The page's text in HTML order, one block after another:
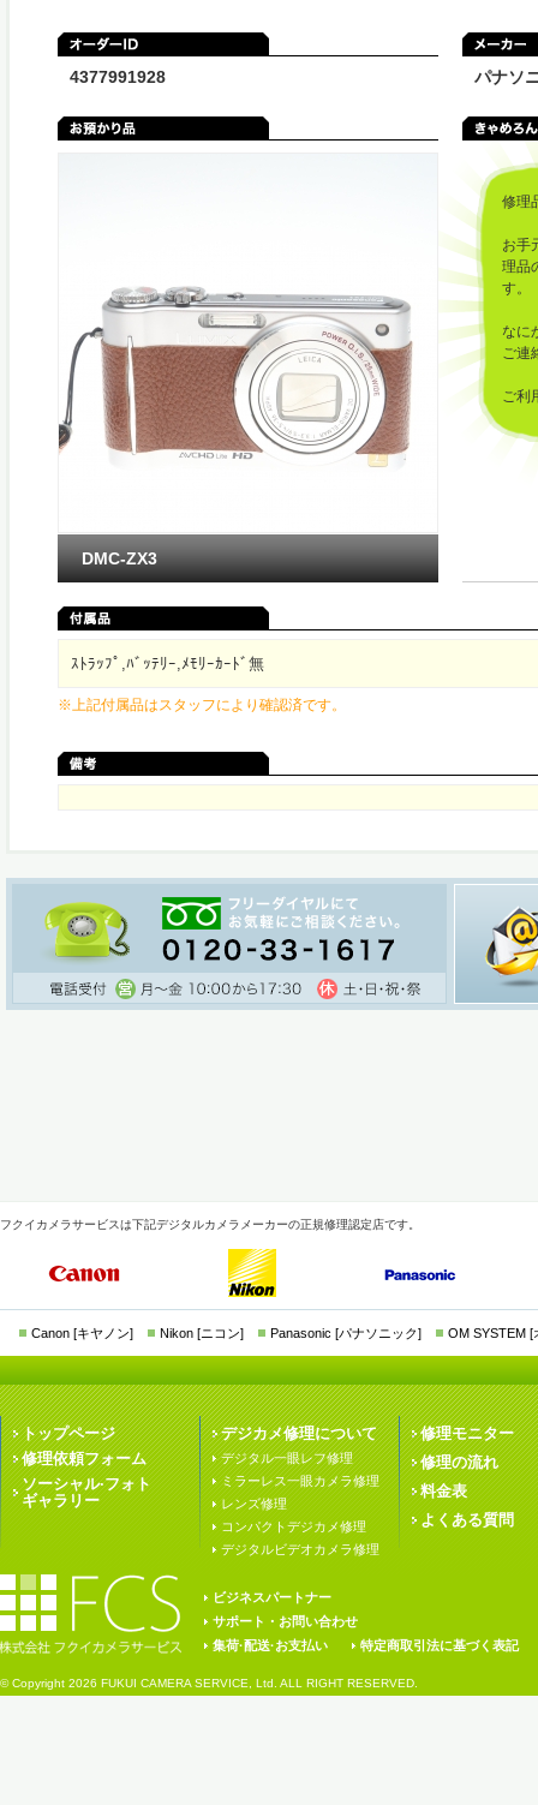
4377991928 パナソ
修理
お手
理品
す。
なに
ご連
ご利
DMC-ZX3
ｽﾄﾗｯﾌﾟ,ﾊﾞｯﾃﾘｰ,ﾒﾓﾘｰｶｰﾄﾞ無
※上記付属品はスタッフにより確認済です。
フクイカメラサービスは下記デジタルカメラメーカーの正規修理認定店です。
Canon [キヤノン] Nikon [ニコン] Panasonic [パナソニック] OM SYSTEM [
トップページ
修理依頼フォーム
ソーシャル·フォト
ギャラリー
デジカメ修理について
デジタル一眼レフ修理
ミラーレス一眼カメラ修理
レンズ修理
コンパクトデジカメ修理
デジタルビデオカメラ修理
修理モニター
修理の流れ
料金表
よくある質問
ビジネスパートナー
サポート・お問い合わせ
集荷·配送·お支払い
特定商取引法に基づく表記
© Copyright 2026 FUKUI CAMERA SERVICE, Ltd. ALL RIGHT RESERVED.